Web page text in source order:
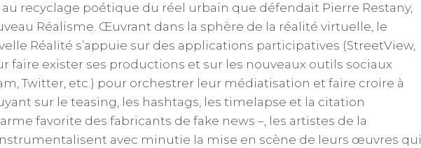
au recyclage poétique du réel urbain que défendait Pierre Restany,
Réalisme. Œuvrant dans la sphère de la réalité virtuelle, le
Réalité s’appuie sur des applications participatives (StreetView,
faire exister ses productions et sur les nouveaux outils sociaux
Twitter, etc.) pour orchestrer leur médiatisation et faire croire à
sur le teasing, les hashtags, les timelapse et la citation
favorite des fabricants de fake news –, les artistes de la
avec minutie la mise en scène de leurs œuvres qui